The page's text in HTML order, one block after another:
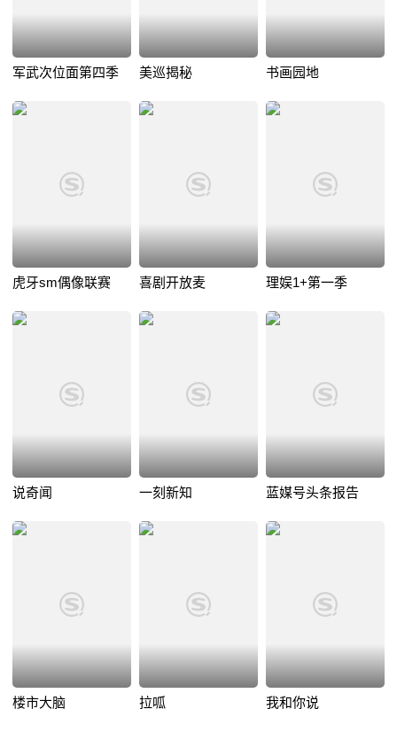
军武次位面第四季 美巡揭秘 书画园地
虎牙sm偶像联赛 喜剧开放麦 理娱1+第一季
说奇闻 一刻新知 蓝媒号头条报告
楼市大脑 拉呱 我和你说